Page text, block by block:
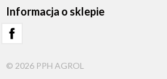
Informacja o sklepie
© 2026 PPH AGROL